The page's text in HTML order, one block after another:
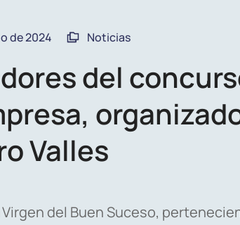
de 2024 Noticias
del
Valles
Virgen del Buen Suceso,